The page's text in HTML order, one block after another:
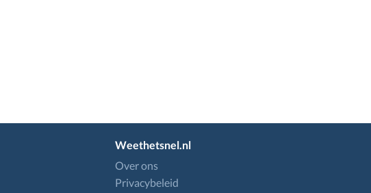
Weethetsnel.nl
Over ons
Privacybeleid